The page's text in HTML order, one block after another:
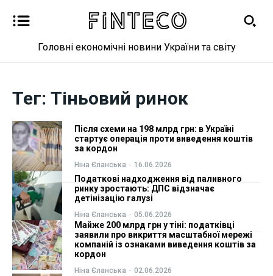
Фінанси
Валютний ринок
Криптовалюта
Робота і освіта
Публікації
Фінанси
Валютний ринок
Криптовалюта
Робота і освіта
Публікації
Головні економічні новини України та світу
Тег: Тіньовий ринок
Після схеми на 198 млрд грн: в Україні
стартує операція проти виведення коштів
за кордон
Ніна Єланська - 16.06.2026
Податкові надходження від паливного
ринку зростають: ДПС відзначає
детінізацію галузі
Ніна Єланська - 05.06.2026
Майже 200 млрд грн у тіні: податківці
заявили про викриття масштабної мережі
компаній із ознаками виведення коштів за
кордон
Ніна Єланська - 02.06.2026